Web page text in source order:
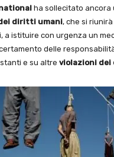
ha sollecitato ancora
diritti umani, che si
a istituire con urgenza un
delle
e su altre violazioni